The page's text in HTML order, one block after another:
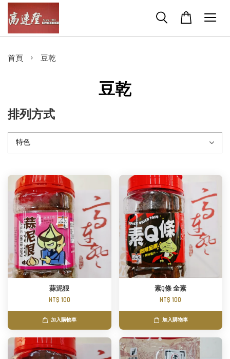
首頁 › 豆乾
豆乾
排列方式
蒜泥狠
NT$ 100
加入購物車
素Q條 全素
NT$ 100
加入購物車